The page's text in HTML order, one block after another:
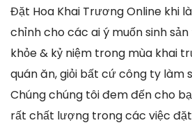
Đặt Hoa Khai Trương Online khi
chỉnh cho các ai ý muốn sinh
khỏe & kỷ niệm trong mùa khai
quán ăn, giỏi bất cứ công ty làm
Chúng chúng tôi đem đến cho
rất chất lượng trong các việc